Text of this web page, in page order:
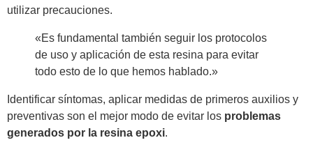
utilizar precauciones.
«Es fundamental también seguir los protocolos
de uso y aplicación de esta resina para evitar
todo esto de lo que hemos hablado.»
Identificar síntomas, aplicar medidas de primeros auxilios y
preventivas son el mejor modo de evitar los problemas
generados por la resina epoxi.